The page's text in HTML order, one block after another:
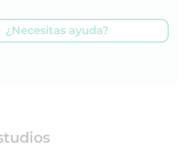
¿Necesitas ayuda?